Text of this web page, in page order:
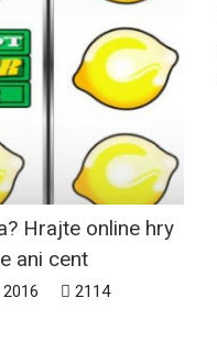
Hrajte online hry
ani cent
2114